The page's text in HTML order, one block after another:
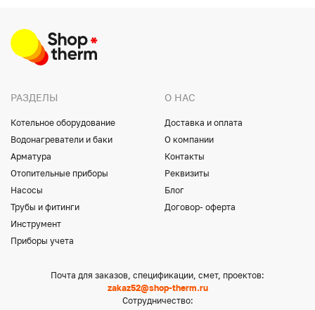
РАЗДЕЛЫ
Котельное оборудование
Водонагреватели и баки
Арматура
Отопительные приборы
Насосы
Трубы и фитинги
Инструмент
Приборы учета
О НАС
Доставка и оплата
О компании
Контакты
Реквизиты
Блог
Договор- оферта
Почта для заказов, спецификации, смет, проектов:
zakaz52@shop-therm.ru
Сотрудничество: